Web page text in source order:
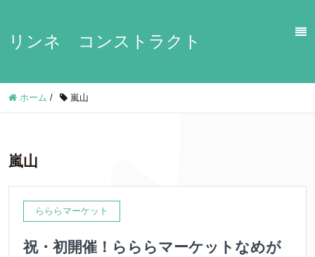
リンネ コンストラクト
ホーム / 嵐山
嵐山
らららマーケット
祝・初開催！らららマーケットなめが